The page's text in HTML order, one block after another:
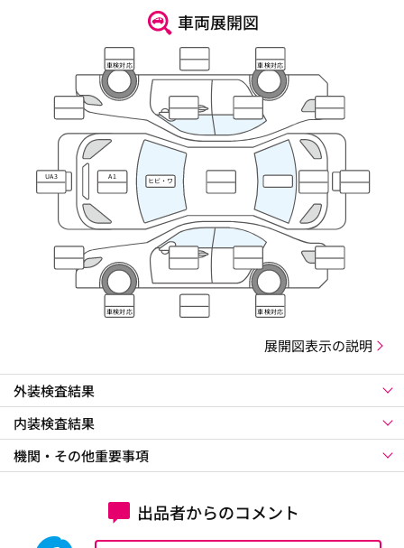
車両展開図
車検対応 車検対応
UA3 A1
ヒビ・ワ
レ・キズ
車検対応 車検対応
展開図表示の説明
外装検査結果
内装検査結果
機関・その他重要事項
出品者からのコメント